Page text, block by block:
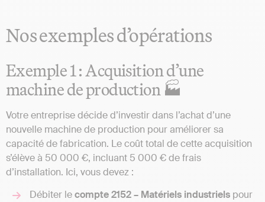
Nos exemples d’opérations
Exemple 1 : Acquisition d’une
machine de production 🏭
Votre entreprise décide d’investir dans l’achat d’une
nouvelle machine de production pour améliorer sa
capacité de fabrication. Le coût total de cette acquisition
s’élève à 50 000 €, incluant 5 000 € de frais
d’installation. Ici, vous devez :
Débiter lecompte 2152 – Matériels industriels pour